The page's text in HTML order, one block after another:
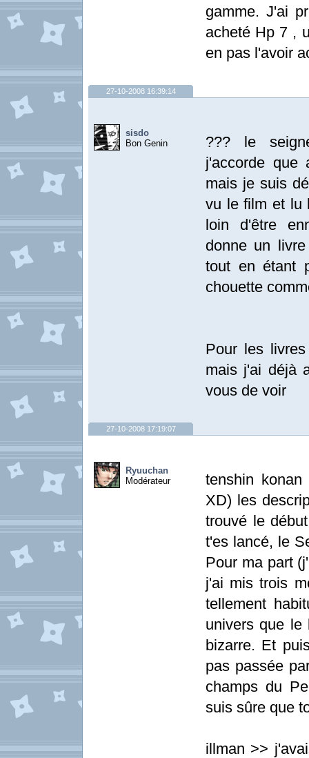
gamme. J'ai
acheté Hp 7 ,
en pas l'avoir
27-10-2008 16:39:14
sisdo
Bon Genin
??? le
j'accorde que
mais je suis
vu le film et lu
loin d'être
donne un
tout en étant
chouette
Pour les
mais j'ai déjà
vous de voir
27-10-2008 17:19:07
Ryuuchan
Modérateur
tenshin
XD) les
trouvé le
t'es lancé, le
Pour ma part
j'ai mis trois
tellement
univers que le
bizarre. Et
pas passée
champs du
suis sûre que
illman >>